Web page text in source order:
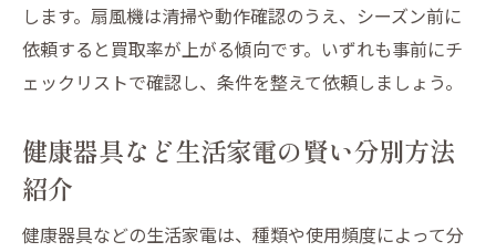
します。扇風機は清掃や動作確認のうえ、シーズン前に
依頼すると買取率が上がる傾向です。いずれも事前にチ
ェックリストで確認し、条件を整えて依頼しましょう。
健康器具など生活家電の賢い分別方法
紹介
健康器具などの生活家電は、種類や使用頻度によって分